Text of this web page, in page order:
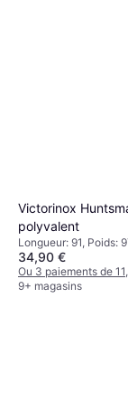
Victorinox
polyvalent
Longueur: 91, Poids:
34,90 €
Ou 3 paiements de
9+ magasins